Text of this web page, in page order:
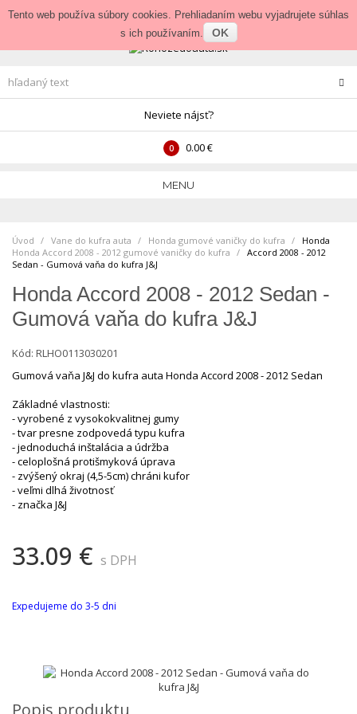
Prihlásenie • Veľkoobchod
Neviete nájsť?
0 0.00 €
MENU
Úvod Vane do kufra auta Honda gumové vaničky do kufra
Honda Accord 2008 - 2012 gumové vaničky do kufra
Honda
Accord 2008 - 2012
Sedan - Gumová vaňa do kufra J&J
Honda Accord 2008 - 2012 Sedan -
Gumová vaňa do kufra J&J
Kód: RLHO0113030201
Gumová vaňa J&J do kufra auta Honda Accord 2008 - 2012 Sedan
Základné vlastnosti:
- vyrobené z vysokokvalitnej gumy
- tvar presne zodpovedá typu kufra
- jednoduchá inštalácia a údržba
- celoplošná protišmyková úprava
- zvýšený okraj (4,5-5cm) chráni kufor
- veľmi dlhá životnosť
- značka J&J
33.09 € s DPH
Expedujeme do 3-5 dni
Tento web používa súbory cookies. Prehliadaním webu vyjadrujete súhlas
s ich používaním.
OK